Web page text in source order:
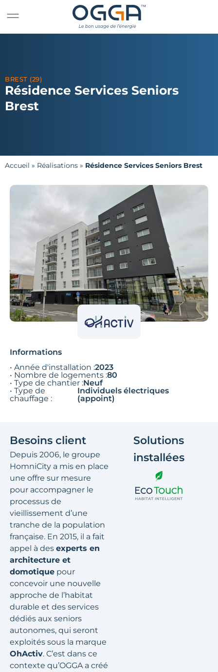
BREST (29)
Résidence Services Seniors
Brest
Accueil » Réalisations » Résidence Services Seniors Brest
Informations
• Année d'installation :2023
• Nombre de logements :80
• Type de chantier :Neuf
• Type de
chauffage :
Individuels électriques
(appoint)
Besoins client
Depuis 2006, le groupe
HomniCity a mis en place
une offre sur mesure
pour accompagner le
processus de
vieillissement d’une
tranche de la population
française. En 2015, il a fait
appel à des experts en
architecture et
domotique pour
concevoir une nouvelle
approche de l’habitat
durable et des services
dédiés aux seniors
autonomes, qui seront
exploités sous la marque
OhActiv. C’est dans ce
contexte qu’OGGA a créé
Solutions
installées